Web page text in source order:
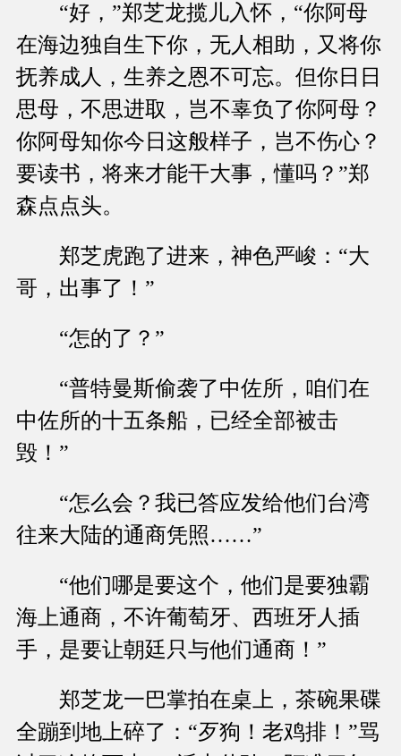
“好，”郑芝龙揽儿入怀，“你阿母
在海边独自生下你，无人相助，又将你
抚养成人，生养之恩不可忘。但你日日
思母，不思进取，岂不辜负了你阿母？
你阿母知你今日这般样子，岂不伤心？
要读书，将来才能干大事，懂吗？”郑
森点点头。
郑芝虎跑了进来，神色严峻：“大
哥，出事了！”
“怎的了？”
“普特曼斯偷袭了中佐所，咱们在
中佐所的十五条船，已经全部被击
毁！”
“怎么会？我已答应发给他们台湾
往来大陆的通商凭照……”
“他们哪是要这个，他们是要独霸
海上通商，不许葡萄牙、西班牙人插
手，是要让朝廷只与他们通商！”
郑芝龙一巴掌拍在桌上，茶碗果碟
全蹦到地上碎了：“歹狗！老鸡排！”骂